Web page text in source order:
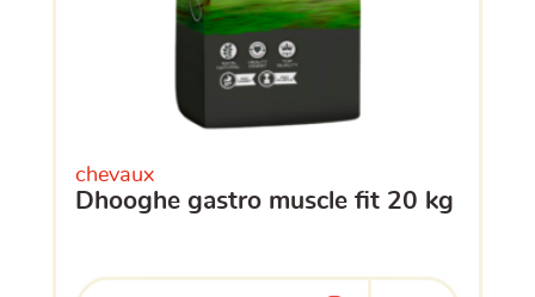
chevaux
dhooghe gastro muscle fit 20 kg